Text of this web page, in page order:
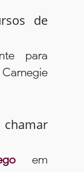
de
para
em